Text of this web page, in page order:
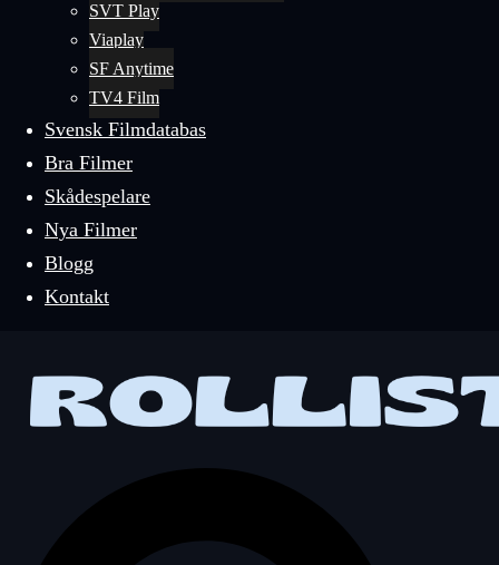
SVT Play
Viaplay
SF Anytime
TV4 Film
Svensk Filmdatabas
Bra Filmer
Skådespelare
Nya Filmer
Blogg
Kontakt